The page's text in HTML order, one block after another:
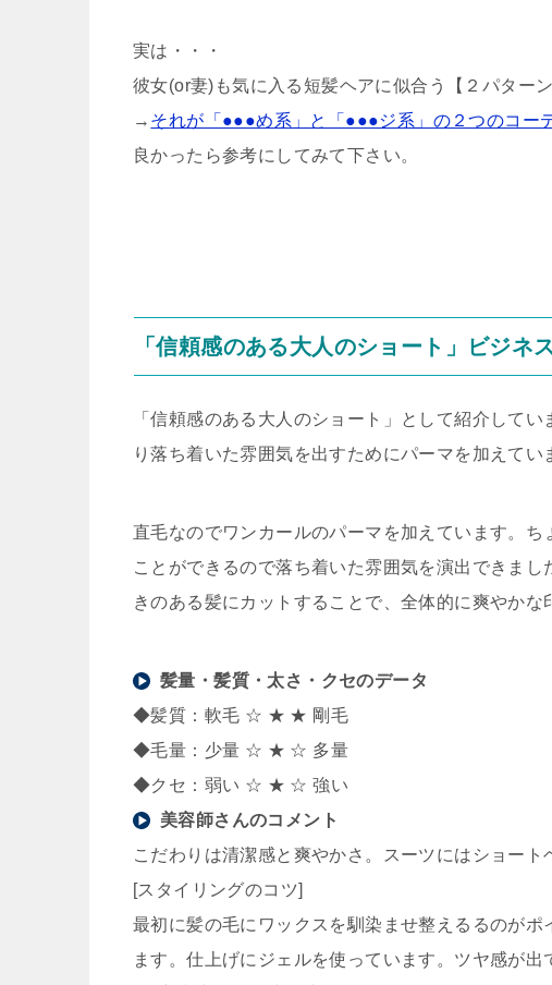
実は・・・
彼女(or妻)も気に入る短髪ヘアに似合う【２パター
→ それが「●●●め系」と「●●●ジ系」の２つのコー
良かったら参考にしてみて下さい。
「信頼感のある大人のショート」ビジネ
「信頼感のある大人のショート」として紹介して
り落ち着いた雰囲気を出すためにパーマを加えてい
直毛なのでワンカールのパーマを加えています。
ことができるので落ち着いた雰囲気を演出できま
きのある髪にカットすることで、全体的に爽やかな
髪量・髪質・太さ・クセのデータ
◆髪質：軟毛 ☆ ★ ★ 剛毛
◆毛量：少量 ☆ ★ ☆ 多量
◆クセ：弱い ☆ ★ ☆ 強い
美容師さんのコメント
こだわりは清潔感と爽やかさ。スーツにはショート
[スタイリングのコツ]
最初に髪の毛にワックスを馴染ませ整えるるのが
ます。仕上げにジェルを使っています。ツヤ感が出